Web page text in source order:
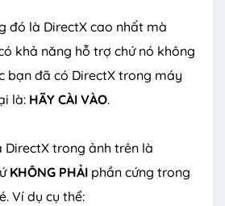
đó là DirectX cao nhất mà
khả năng hỗ trợ chứ nó không
bạn đã có DirectX trong máy
là: HÃY CÀI VÀO.
DirectX trong ảnh trên là
KHÔNG PHẢI phần cứng trong
Ví dụ cụ thể: